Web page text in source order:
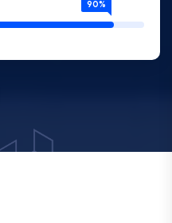
90%